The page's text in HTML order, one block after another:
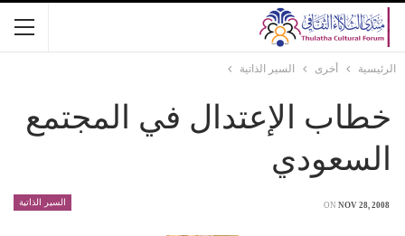
الرئيسية أخرى السير الذاتية
خطاب الإعتدال في المجتمع
السعودي
السير الذاتية ON NOV 28, 2008